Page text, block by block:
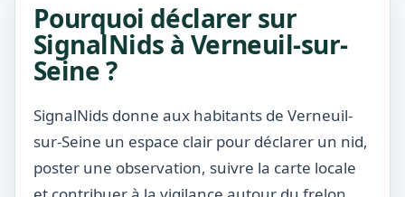
Pourquoi déclarer sur
SignalNids à Verneuil-sur-
Seine ?
SignalNids donne aux habitants de Verneuil-
sur-Seine un espace clair pour déclarer un nid,
poster une observation, suivre la carte locale